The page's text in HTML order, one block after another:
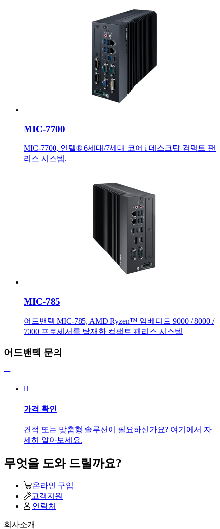
MIC-7700
MIC-7700, 인텔® 6세대/7세대 코어 i 데스크탑 컴팩트 팬
리스 시스템.
MIC-785
어드밴텍 MIC-785, AMD Ryzen™ 임베디드 9000 / 8000 /
7000 프로세서를 탑재한 컴팩트 팬리스 시스템
어드밴텍 문의
가격 확인
견적 또는 맞춤형 솔루션이 필요하신가요? 여기에서 자
세히 알아보세요.
무엇을 도와 드릴까요?
온라인 구입
고객지원
연락처
회사소개